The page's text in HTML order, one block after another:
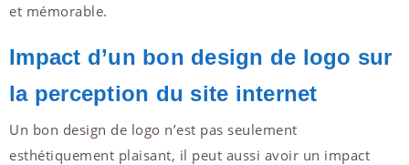
et mémorable.
Impact d’un bon design de logo sur
la perception du site internet
Un bon design de logo n’est pas seulement
esthétiquement plaisant, il peut aussi avoir un impact